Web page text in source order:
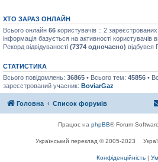
ХТО ЗАРАЗ ОНЛАЙН
Всього онлайн 66 користувачів :: 2
інформація базується на активності користувачів
Рекорд відвідуваності (7374 одночасно) відбувся
СТАТИСТИКА
Всього повідомлень: 36865 • Всього тем: 45856 •
зареєстрований учасник: BoviarGaz
Головна Список форумів
Працює на phpBB® Forum
Український переклад © 2005-2023
Конфіденційність |